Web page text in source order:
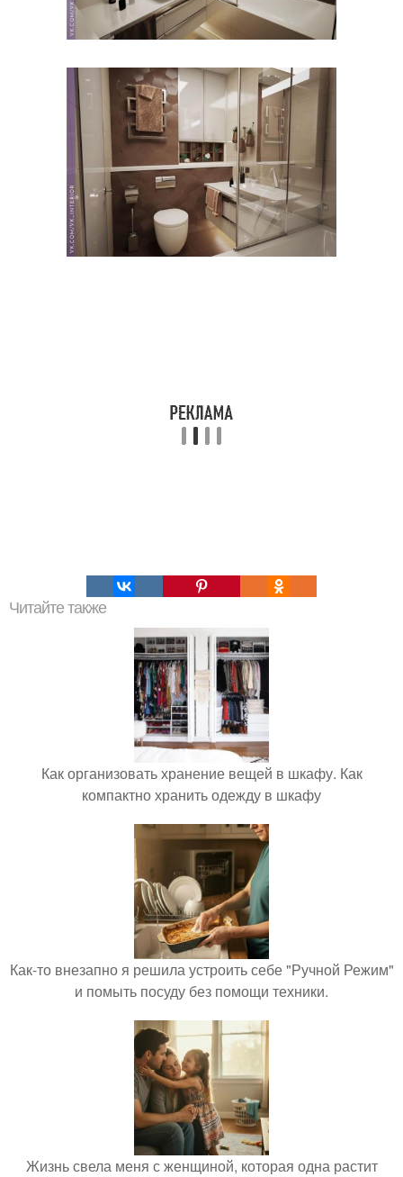
Читайте также
Как организовать хранение вещей в шкафу. Как
компактно хранить одежду в шкафу
Как-то внезапно я решила устроить себе "Ручной Режим"
и помыть посуду без помощи техники.
Жизнь свела меня с женщиной, которая одна растит